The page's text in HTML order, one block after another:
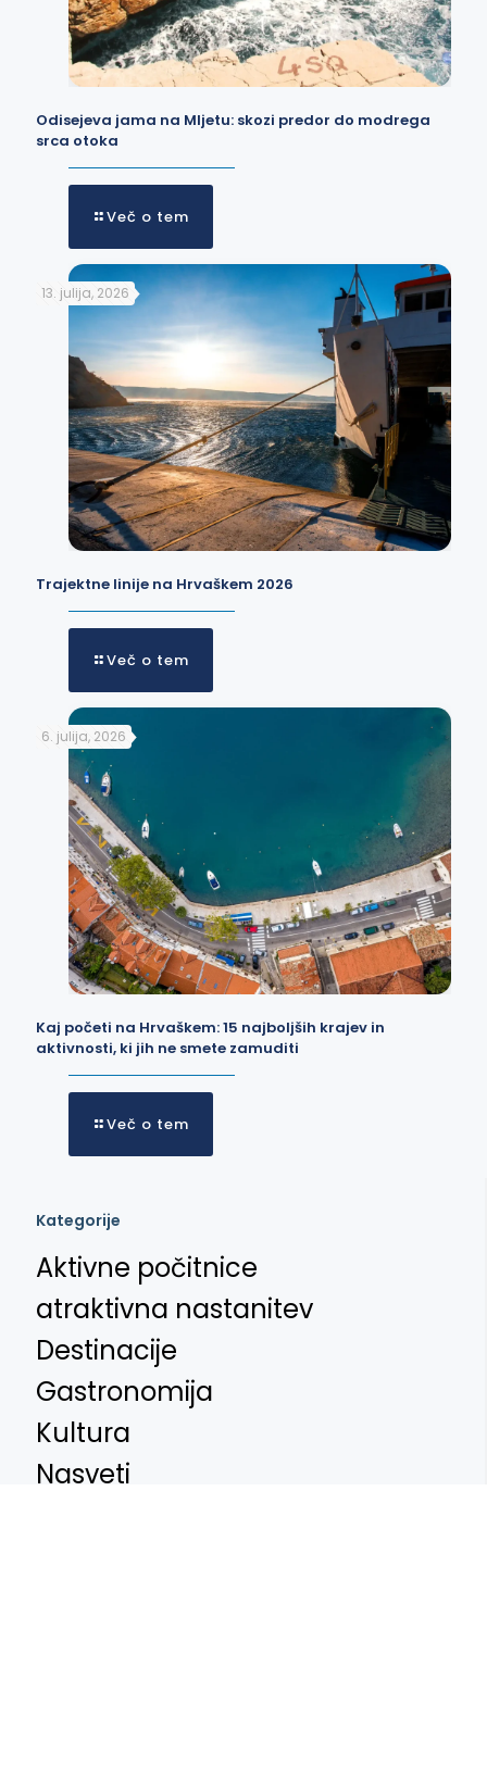
Odisejeva jama na Mljetu: skozi predor do modrega
srca otoka
Več o tem
13. julija, 2026
Trajektne linije na Hrvaškem 2026
Več o tem
6. julija, 2026
Kaj početi na Hrvaškem: 15 najboljših krajev in
aktivnosti, ki jih ne smete zamuditi
Več o tem
Kategorije
Aktivne počitnice
atraktivna nastanitev
Destinacije
Gastronomija
Kultura
Nasveti